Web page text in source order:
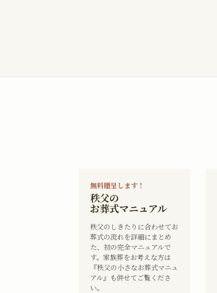
無料贈呈します！
秩父の
お葬式マニュアル
秩父のしきたりに合わせてお
葬式の流れを詳細にまとめ
た、初の完全マニュアルで
す。家族葬をお考えな方は
『秩父の小さなお葬式マニュ
アル』も併せてご覧くださ
い。